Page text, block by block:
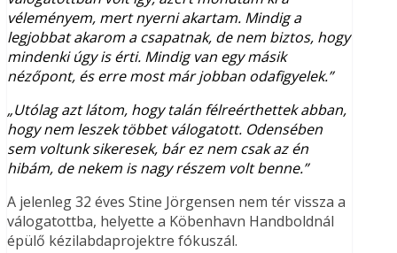
véleményem, mert nyerni akartam. Mindig a
legjobbat akarom a csapatnak, de nem biztos, hogy
mindenki úgy is érti. Mindig van egy másik
nézőpont, és erre most már jobban odafigyelek.”
„Utólag azt látom, hogy talán félreérthettek abban,
hogy nem leszek többet válogatott. Odensében
sem voltunk sikeresek, bár ez nem csak az én
hibám, de nekem is nagy részem volt benne.”
A jelenleg 32 éves Stine Jörgensen nem tér vissza a
válogatottba, helyette a Köbenhavn Handboldnál
épülő kézilabdaprojektre fókuszál.